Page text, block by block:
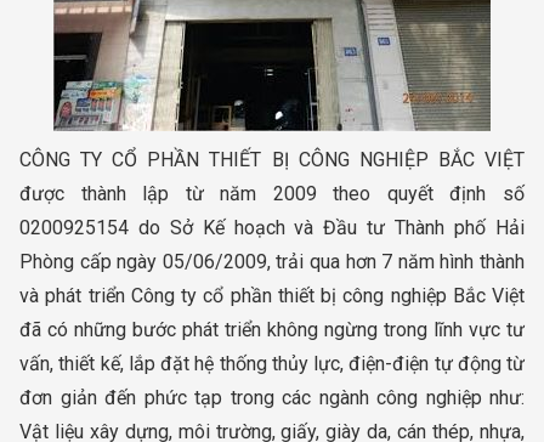
CÔNG TY CỔ PHẦN THIẾT BỊ CÔNG NGHIỆP BẮC VIỆT
được thành lập từ năm 2009 theo quyết định số
0200925154 do Sở Kế hoạch và Đầu tư Thành phố Hải
Phòng cấp ngày 05/06/2009, trải qua hơn 7 năm hình thành
và phát triển Công ty cổ phần thiết bị công nghiệp Bắc Việt
đã có những bước phát triển không ngừng trong lĩnh vực tư
vấn, thiết kế, lắp đặt hệ thống thủy lực, điện-điện tự động từ
đơn giản đến phức tạp trong các ngành công nghiệp như:
Vật liệu xây dựng, môi trường, giấy, giày da, cán thép, nhựa,